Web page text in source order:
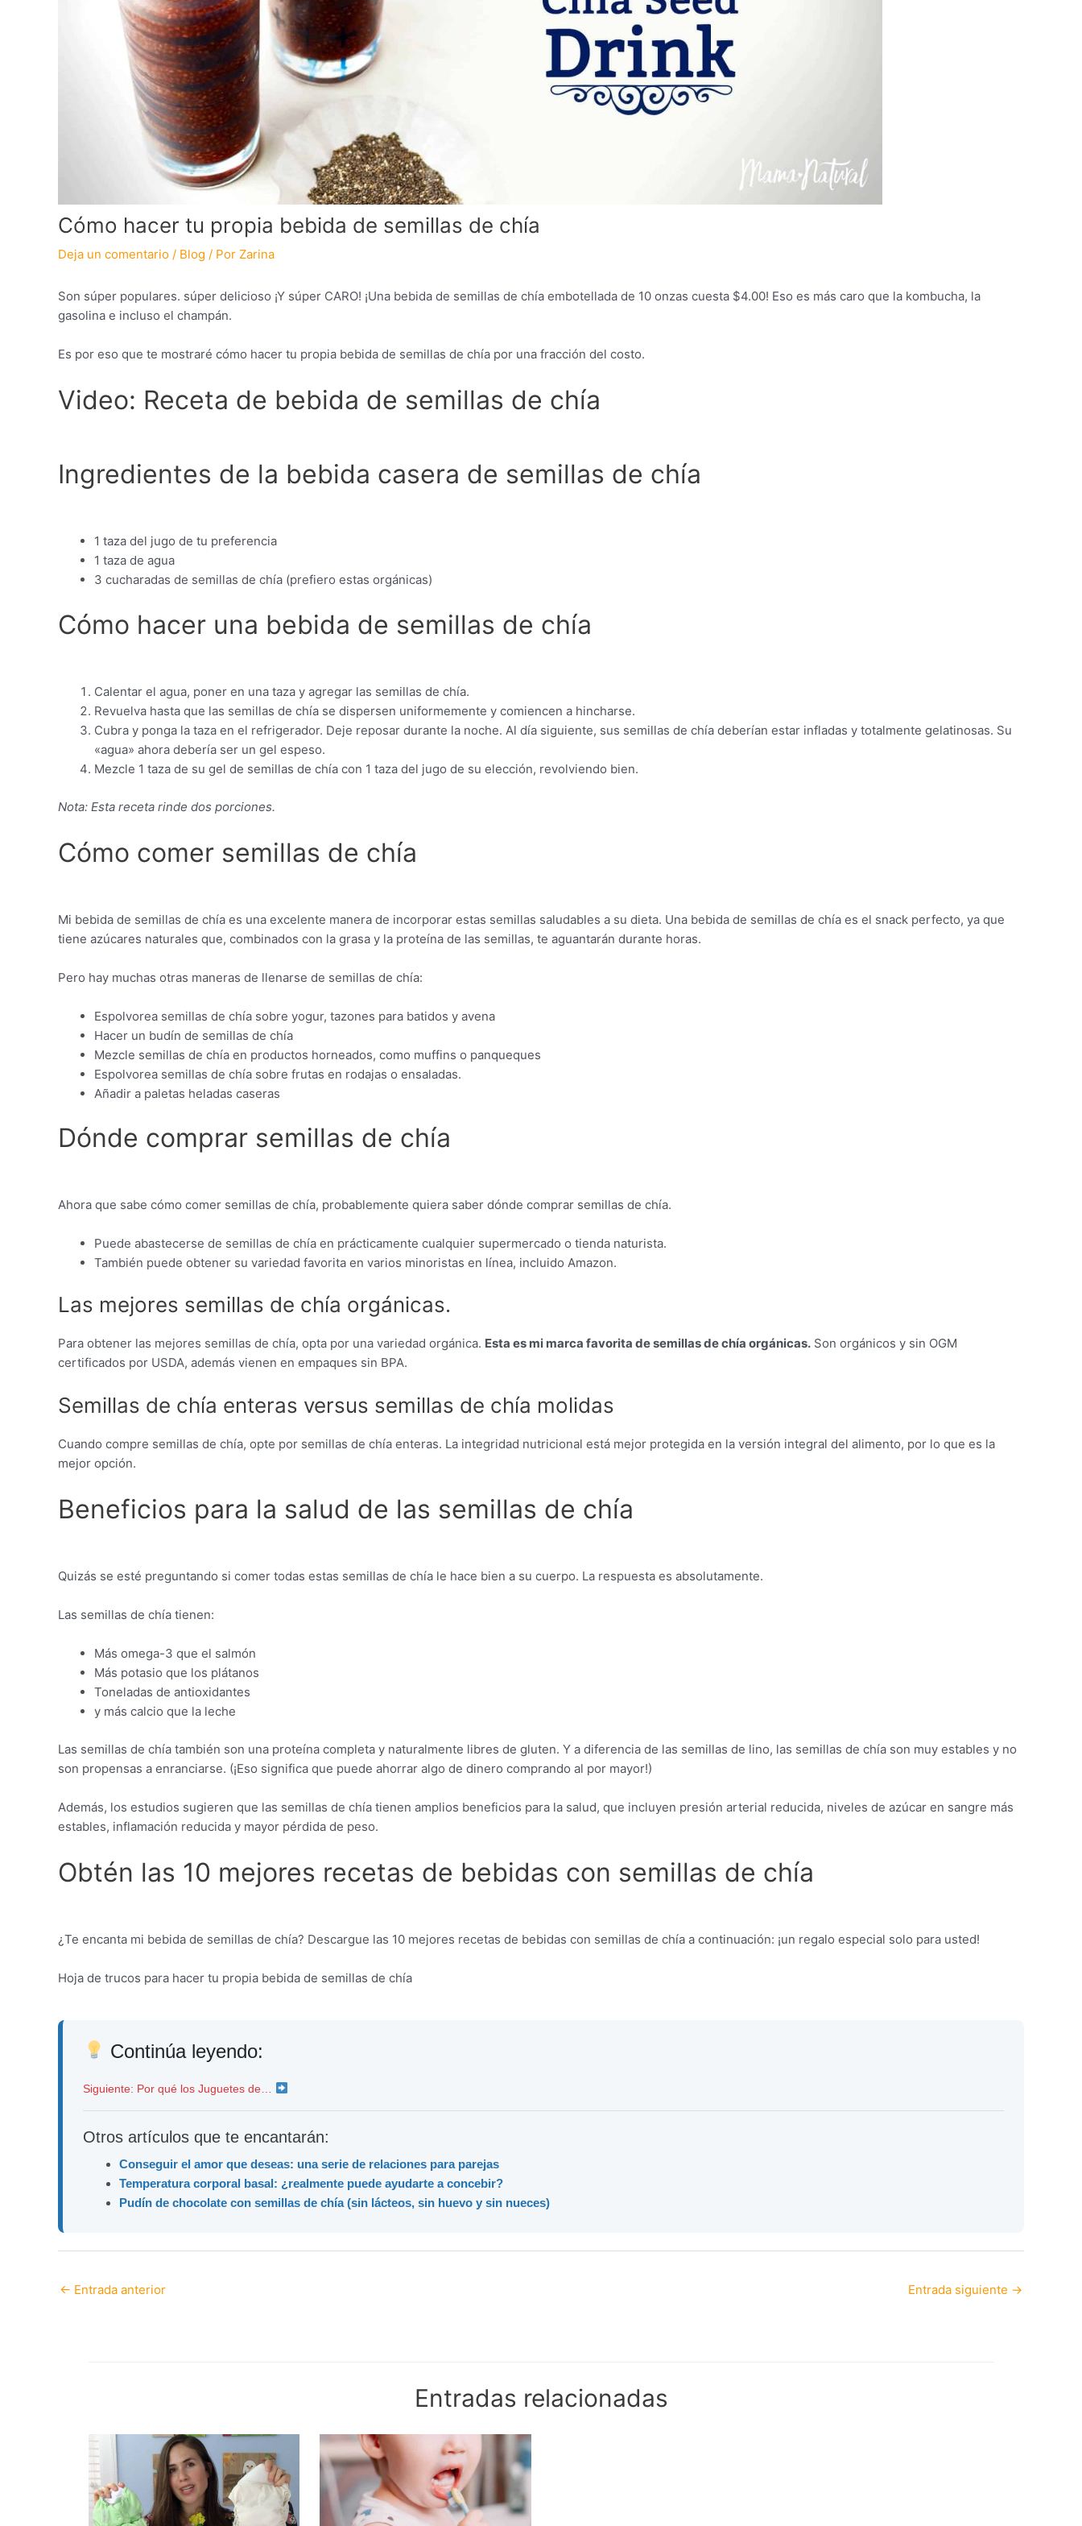
Cómo hacer tu propia bebida de semillas de chía
Deja un comentario / Blog / Por Zarina
Son súper populares. súper delicioso ¡Y súper CARO! ¡Una bebida de semillas de chía embotellada de 10 onzas cuesta $4.00! Eso es más caro que la kombucha, la
gasolina e incluso el champán.
Es por eso que te mostraré cómo hacer tu propia bebida de semillas de chía por una fracción del costo.
Video: Receta de bebida de semillas de chía
Ingredientes de la bebida casera de semillas de chía
1 taza del jugo de tu preferencia
1 taza de agua
3 cucharadas de semillas de chía (prefiero estas orgánicas)
Cómo hacer una bebida de semillas de chía
Calentar el agua, poner en una taza y agregar las semillas de chía.
Revuelva hasta que las semillas de chía se dispersen uniformemente y comiencen a hincharse.
Cubra y ponga la taza en el refrigerador. Deje reposar durante la noche. Al día siguiente, sus semillas de chía deberían estar infladas y totalmente gelatinosas. Su
«agua» ahora debería ser un gel espeso.
Mezcle 1 taza de su gel de semillas de chía con 1 taza del jugo de su elección, revolviendo bien.
Nota: Esta receta rinde dos porciones.
Cómo comer semillas de chía
Mi bebida de semillas de chía es una excelente manera de incorporar estas semillas saludables a su dieta. Una bebida de semillas de chía es el snack perfecto, ya que
tiene azúcares naturales que, combinados con la grasa y la proteína de las semillas, te aguantarán durante horas.
Pero hay muchas otras maneras de llenarse de semillas de chía:
Espolvorea semillas de chía sobre yogur, tazones para batidos y avena
Hacer un budín de semillas de chía
Mezcle semillas de chía en productos horneados, como muffins o panqueques
Espolvorea semillas de chía sobre frutas en rodajas o ensaladas.
Añadir a paletas heladas caseras
Dónde comprar semillas de chía
Ahora que sabe cómo comer semillas de chía, probablemente quiera saber dónde comprar semillas de chía.
Puede abastecerse de semillas de chía en prácticamente cualquier supermercado o tienda naturista.
También puede obtener su variedad favorita en varios minoristas en línea, incluido Amazon.
Las mejores semillas de chía orgánicas.
Para obtener las mejores semillas de chía, opta por una variedad orgánica. Esta es mi marca favorita de semillas de chía orgánicas. Son orgánicos y sin OGM
certificados por USDA, además vienen en empaques sin BPA.
Semillas de chía enteras versus semillas de chía molidas
Cuando compre semillas de chía, opte por semillas de chía enteras. La integridad nutricional está mejor protegida en la versión integral del alimento, por lo que es la
mejor opción.
Beneficios para la salud de las semillas de chía
Quizás se esté preguntando si comer todas estas semillas de chía le hace bien a su cuerpo. La respuesta es absolutamente.
Las semillas de chía tienen:
Más omega-3 que el salmón
Más potasio que los plátanos
Toneladas de antioxidantes
y más calcio que la leche
Las semillas de chía también son una proteína completa y naturalmente libres de gluten. Y a diferencia de las semillas de lino, las semillas de chía son muy estables y no
son propensas a enranciarse. (¡Eso significa que puede ahorrar algo de dinero comprando al por mayor!)
Además, los estudios sugieren que las semillas de chía tienen amplios beneficios para la salud, que incluyen presión arterial reducida, niveles de azúcar en sangre más
estables, inflamación reducida y mayor pérdida de peso.
Obtén las 10 mejores recetas de bebidas con semillas de chía
¿Te encanta mi bebida de semillas de chía? Descargue las 10 mejores recetas de bebidas con semillas de chía a continuación: ¡un regalo especial solo para usted!
Hoja de trucos para hacer tu propia bebida de semillas de chía
Continúa leyendo:
Siguiente: Por qué los Juguetes de…
Otros artículos que te encantarán:
Conseguir el amor que deseas: una serie de relaciones para parejas
Temperatura corporal basal: ¿realmente puede ayudarte a concebir?
Pudín de chocolate con semillas de chía (sin lácteos, sin huevo y sin nueces)
← Entrada anterior Entrada siguiente →
Entradas relacionadas